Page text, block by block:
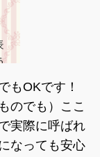
もOKです！
のでも）ここ
実際に呼ばれ
なっても安心